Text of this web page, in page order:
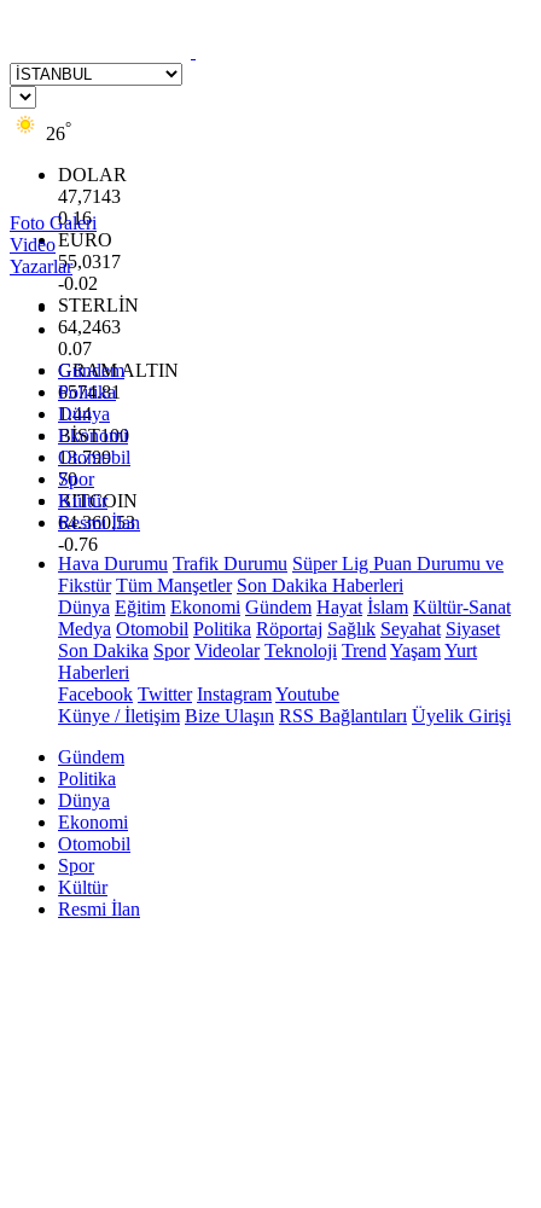
26°
DOLAR
47,7143
0.16
EURO
55,0317
-0.02
STERLİN
64,2463
0.07
GRAM ALTIN
6574.81
1.44
BİST100
13.799
70
BITCOIN
64.360,53
-0.76
Foto Galeri
Video
Yazarlar
Gündem
Politika
Dünya
Ekonomi
Otomobil
Spor
Kültür
Resmi İlan
Hava Durumu Trafik Durumu Süper Lig Puan Durumu ve
Fikstür Tüm Manşetler Son Dakika Haberleri
Dünya Eğitim Ekonomi Gündem Hayat İslam Kültür-Sanat
Medya Otomobil Politika Röportaj Sağlık Seyahat Siyaset
Son Dakika Spor Videolar Teknoloji Trend YaşamYurt
Haberleri
Facebook Twitter InstagramYoutube
Künye / İletişim Bize Ulaşın RSS Bağlantıları Üyelik Girişi
Gündem
Politika
Dünya
Ekonomi
Otomobil
Spor
Kültür
Resmi İlan